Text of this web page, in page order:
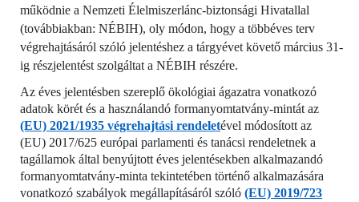
működnie a Nemzeti Élelmiszerlánc-biztonsági Hivatallal
(továbbiakban: NÉBIH), oly módon, hogy a többéves terv
végrehajtásáról szóló jelentéshez a tárgyévet követő március 31-
ig részjelentést szolgáltat a NÉBIH részére.
Az éves jelentésben szereplő ökológiai ágazatra vonatkozó
adatok körét és a használandó formanyomtatvány-mintát az
(EU) 2021/1935 végrehajtási rendeletével módosított az
(EU) 2017/625 európai parlamenti és tanácsi rendeletnek a
tagállamok által benyújtott éves jelentésekben alkalmazandó
formanyomtatvány-minta tekintetében történő alkalmazására
vonatkozó szabályok megállapításáról szóló (EU) 2019/723